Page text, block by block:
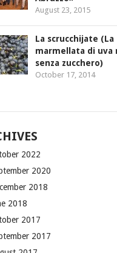
August 23, 2015
La scrucchijate (La
marmellata di uva
senza zucchero)
October 17, 2014
2022
2020
2018
2018
2017
2017